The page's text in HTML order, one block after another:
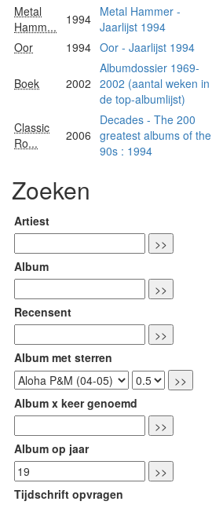
Metal
Hamm...
1994 Metal Hammer -
Jaarlijst 1994
Oor
1994 Oor - Jaarlijst 1994
Boek 2002
Albumdossier 1969-
2002 (aantal weken in
de top-albumlijst)
Classic
Ro...
2006
Decades - The 200
greatest albums of the
90s : 1994
Zoeken
Artiest
Album
Recensent
Album met sterren
Album x keer genoemd
Album op jaar
Tijdschrift opvragen